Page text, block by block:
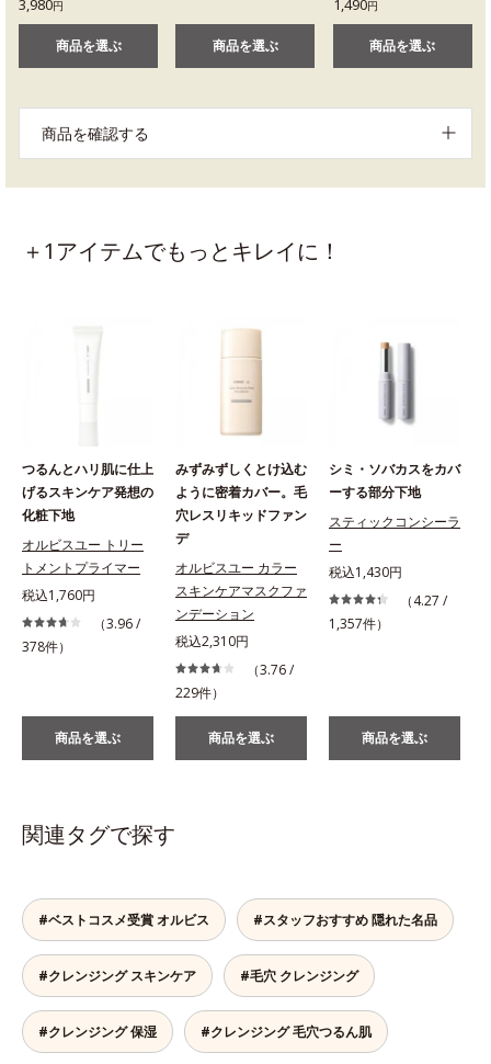
円
商品を選ぶ 商品を選ぶ
円
商品を選ぶ
商品を確認する
＋1アイテムでもっとキレイに！
つるんとハリ肌に仕上
げるスキンケア発想の
化粧下地
オルビスユー トリー
トメントプライマー
税込1,760円
（3.96 /
378件）
商品を選ぶ
みずみずしくとけ込む
ように密着カバー。毛
穴レスリキッドファン
デ
オルビスユー カラー
スキンケアマスクファ
ンデーション
税込2,310円
（3.76 /
229件）
商品を選ぶ
シミ・ソバカスをカバ
ーする部分下地
スティックコンシーラ
ー
税込1,430円
（4.27 /
1,357件）
商品を選ぶ
関連タグで探す
#ベストコスメ受賞 オルビス #スタッフおすすめ 隠れた名品
#クレンジング スキンケア #毛穴 クレンジング
#クレンジング 保湿 #クレンジング 毛穴つるん肌